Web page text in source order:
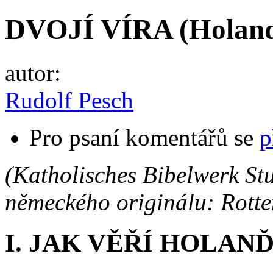
DVOJÍ VÍRA
autor:
Rudolf Pesch
Pro psaní komentářů se
(Katholisches Bibelwerk
německého originálu:
I. JAK VĚŘÍ